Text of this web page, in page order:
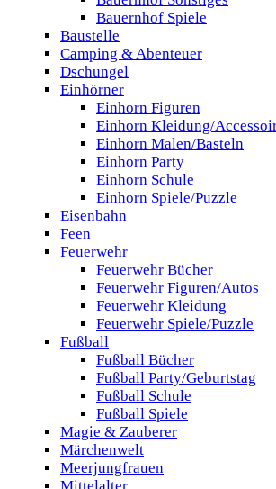
Bauernhof Spiele
Baustelle
Camping & Abenteuer
Dschungel
Einhörner
Einhorn Figuren
Einhorn Kleidung/
Einhorn Malen/Basteln
Einhorn Party
Einhorn Schule
Einhorn Spiele/Puzzle
Eisenbahn
Feen
Feuerwehr
Feuerwehr Bücher
Feuerwehr Figuren/Autos
Feuerwehr Kleidung
Feuerwehr Spiele/Puzzle
Fußball
Fußball Bücher
Fußball Party/Geburtstag
Fußball Schule
Fußball Spiele
Magie & Zauberer
Märchenwelt
Meerjungfrauen